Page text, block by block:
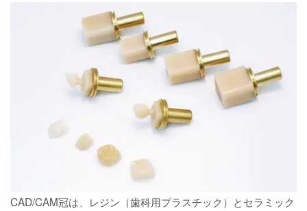
CAD/CAM冠は、レジン（歯科用プラスチック）とセラミック